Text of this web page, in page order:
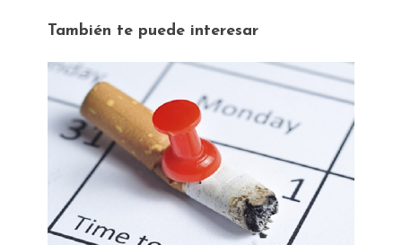
También te puede interesar